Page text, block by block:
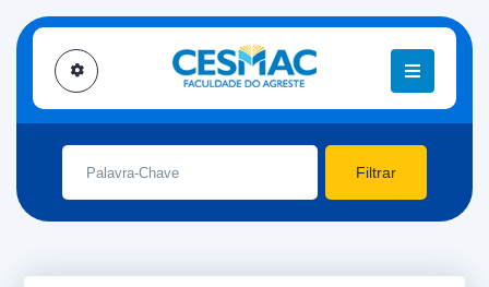
CANAL CESMAC TV
INÍCIO CANAL CESMAC TV
Filtrar